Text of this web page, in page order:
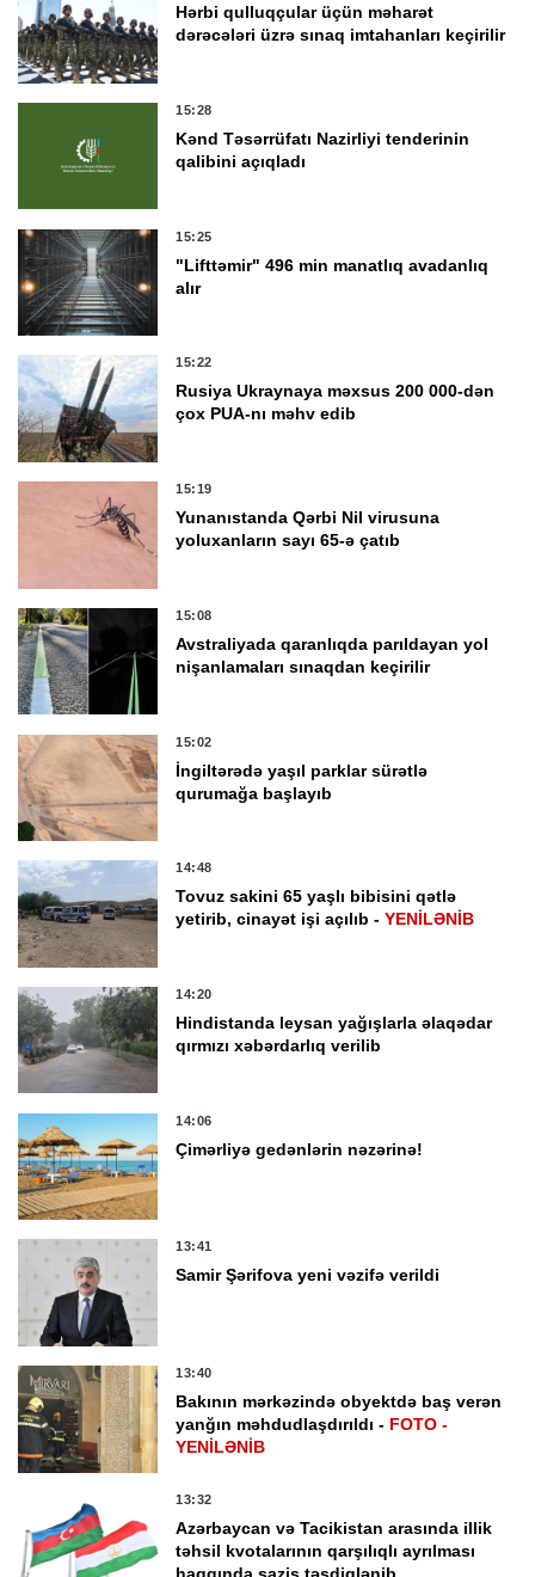
Hərbi qulluqçular üçün məharət
dərəcələri üzrə sınaq imtahanları keçirilir
15:28
Kənd Təsərrüfatı Nazirliyi tenderinin
qalibini açıqladı
15:25
"Lifttəmir" 496 min manatlıq avadanlıq
alır
15:22
Rusiya Ukraynaya məxsus 200 000-dən
çox PUA-nı məhv edib
15:19
Yunanıstanda Qərbi Nil virusuna
yoluxanların sayı 65-ə çatıb
15:08
Avstraliyada qaranlıqda parıldayan yol
nişanlamaları sınaqdan keçirilir
15:02
İngiltərədə yaşıl parklar sürətlə
qurumağa başlayıb
14:48
Tovuz sakini 65 yaşlı bibisini qətlə
yetirib, cinayət işi açılıb -YENİLƏNİB
14:20
Hindistanda leysan yağışlarla əlaqədar
qırmızı xəbərdarlıq verilib
14:06
Çimərliyə gedənlərin nəzərinə!
13:41
Samir Şərifova yeni vəzifə verildi
13:40
Bakının mərkəzində obyektdə baş verən
yanğın məhdudlaşdırıldı - FOTO -
YENİLƏNİB
13:32
Azərbaycan və Tacikistan arasında illik
təhsil kvotalarının qarşılıqlı ayrılması